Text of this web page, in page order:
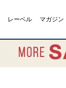
レーベル マガジン